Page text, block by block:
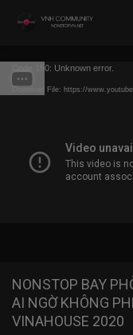
Code 150: Unknown error.
Download File: https://
NONSTOP BAY
AI NGỜ KHÔNG
VINAHOUSE 2020